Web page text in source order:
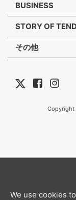
BUSINESS
STORY OF
その他
Copyright
We use cookies